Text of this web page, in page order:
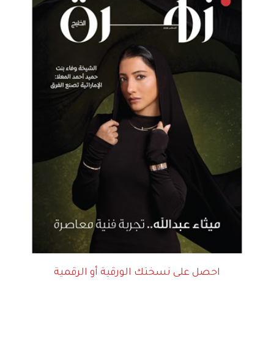
احصل على نسختك الورقية أو الرقمية